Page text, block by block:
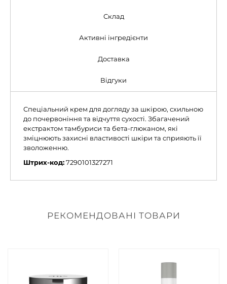
Склад
Активні інгредієнти
Доставка
Відгуки
Спеціальний крем для догляду за шкірою, схильною
до почервоніння та відчуття сухості. Збагачений
екстрактом тамбуриси та бета-глюканом, які
зміцнюють захисні властивості шкіри та сприяють її
зволоженню.
Штрих-код:7290101327271
РЕКОМЕНДОВАНІ ТОВАРИ